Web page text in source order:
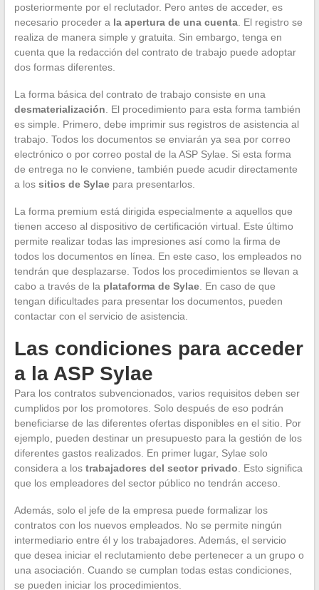
posteriormente por el reclutador. Pero antes de acceder, es
necesario proceder a la apertura de una cuenta. El registro se
realiza de manera simple y gratuita. Sin embargo, tenga en
cuenta que la redacción del contrato de trabajo puede adoptar
dos formas diferentes.
La forma básica del contrato de trabajo consiste en una
desmaterialización . El procedimiento para esta forma también
es simple. Primero, debe imprimir sus registros de asistencia al
trabajo. Todos los documentos se enviarán ya sea por correo
electrónico o por correo postal de la ASP Sylae. Si esta forma
de entrega no le conviene, también puede acudir directamente
a los sitios de Sylaepara presentarlos.
La forma premium está dirigida especialmente a aquellos que
tienen acceso al dispositivo de certificación virtual. Este último
permite realizar todas las impresiones así como la firma de
todos los documentos en línea. En este caso, los empleados no
tendrán que desplazarse. Todos los procedimientos se llevan a
cabo a través de la plataforma de Sylae. En caso de que
tengan dificultades para presentar los documentos, pueden
contactar con el servicio de asistencia.
Las condiciones para acceder
a la ASP Sylae
Para los contratos subvencionados, varios requisitos deben ser
cumplidos por los promotores. Solo después de eso podrán
beneficiarse de las diferentes ofertas disponibles en el sitio. Por
ejemplo, pueden destinar un presupuesto para la gestión de los
diferentes gastos realizados. En primer lugar, Sylae solo
considera a los trabajadores del sector privado . Esto significa
que los empleadores del sector público no tendrán acceso.
Además, solo el jefe de la empresa puede formalizar los
contratos con los nuevos empleados. No se permite ningún
intermediario entre él y los trabajadores. Además, el servicio
que desea iniciar el reclutamiento debe pertenecer a un grupo o
una asociación. Cuando se cumplan todas estas condiciones,
se pueden iniciar los procedimientos.